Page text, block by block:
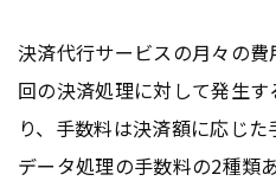
決済代行サービスの月々の
回の決済処理に対して発生
り、手数料は決済額に応じ
データ処理の手数料の2種類